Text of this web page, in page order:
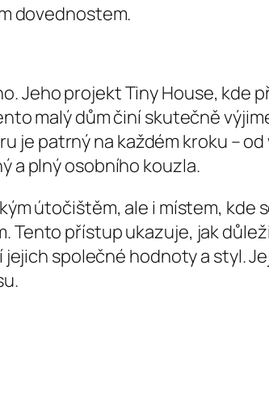
dovednostem.
Jeho projekt Tiny House, kde
malý dům činí skutečně
je patrný na každém kroku –
a plný osobního kouzla.
útočištěm, ale i místem, kde
Tento přístup ukazuje, jak
společné hodnoty a styl.